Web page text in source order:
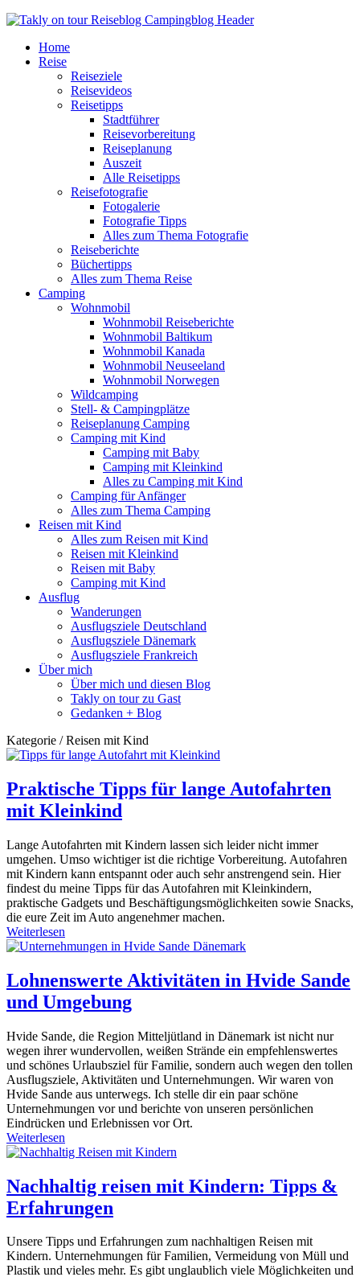
Home
Reise
Reiseziele
Reisevideos
Reisetipps
Stadtführer
Reisevorbereitung
Reiseplanung
Auszeit
Alle Reisetipps
Reisefotografie
Fotogalerie
Fotografie Tipps
Alles zum Thema Fotografie
Reiseberichte
Büchertipps
Alles zum Thema Reise
Camping
Wohnmobil
Wohnmobil Reiseberichte
Wohnmobil Baltikum
Wohnmobil Kanada
Wohnmobil Neuseeland
Wohnmobil Norwegen
Wildcamping
Stell- & Campingplätze
Reiseplanung Camping
Camping mit Kind
Camping mit Baby
Camping mit Kleinkind
Alles zu Camping mit Kind
Camping für Anfänger
Alles zum Thema Camping
Reisen mit Kind
Alles zum Reisen mit Kind
Reisen mit Kleinkind
Reisen mit Baby
Camping mit Kind
Ausflug
Wanderungen
Ausflugsziele Deutschland
Ausflugsziele Dänemark
Ausflugsziele Frankreich
Über mich
Über mich und diesen Blog
Takly on tour zu Gast
Gedanken + Blog
Kategorie / Reisen mit Kind
Praktische Tipps für lange Autofahrten
mit Kleinkind
Lange Autofahrten mit Kindern lassen sich leider nicht immer
umgehen. Umso wichtiger ist die richtige Vorbereitung. Autofahren
mit Kindern kann entspannt oder auch sehr anstrengend sein. Hier
findest du meine Tipps für das Autofahren mit Kleinkindern,
praktische Gadgets und Beschäftigungsmöglichkeiten sowie Snacks,
die eure Zeit im Auto angenehmer machen.
Weiterlesen
Lohnenswerte Aktivitäten in Hvide Sande
und Umgebung
Hvide Sande, die Region Mitteljütland in Dänemark ist nicht nur
wegen ihrer wundervollen, weißen Strände ein empfehlenswertes
und schönes Urlaubsziel für Familie, sondern auch wegen den tollen
Ausflugsziele, Aktivitäten und Unternehmungen. Wir waren von
Hvide Sande aus unterwegs. Ich stelle dir ein paar schöne
Unternehmungen vor und berichte von unseren persönlichen
Eindrücken und Erlebnissen vor Ort.
Weiterlesen
Nachhaltig reisen mit Kindern: Tipps &
Erfahrungen
Unsere Tipps und Erfahrungen zum nachhaltigen Reisen mit
Kindern. Unternehmungen für Familien, Vermeidung von Müll und
Plastik und vieles mehr. Es gibt unglaublich viele Möglichkeiten und